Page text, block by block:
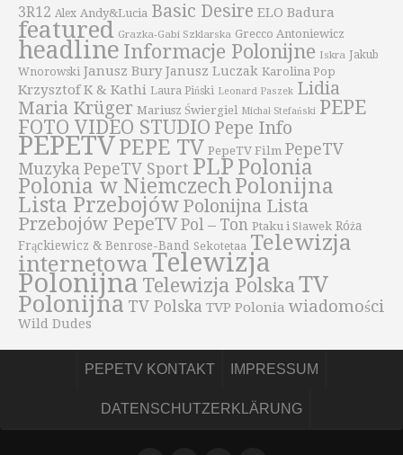
3R12 Alex Andy&Lucia Basic Desire ELO Badura
featured Grazka-Gabi Szklarska Grecco Antoniewicz
headline Informacje Polonijne Iskra Jakub
Wnorowski Janusz Bury Janusz Luczak Karolina Pop
Krzysztof K & Kathi Laura Piński Leonard Paszek Lidia
Maria Krüger Mariusz Świergiel Michał Stefański PEPE
FOTO VIDEO STUDIO Pepe Info
PEPETVPEPE TV PepeTV Film PepeTV
Muzyka PepeTV Sport PLP Polonia
Polonia w Niemczech Polonijna
Lista Przebojów Polonijna Lista
Przebojów PepeTV Pol – Ton Ptaku i Sławek Róża
Frąckiewicz & Benrose-Band Sekotetaa Telewizja
internetowaTelewizja
Polonijna Telewizja PolskaTV
Polonijna TV Polska TVP Polonia wiadomości
Wild Dudes
PEPETV KONTAKT IMPRESSUM
DATENSCHUTZERKLÄRUNG